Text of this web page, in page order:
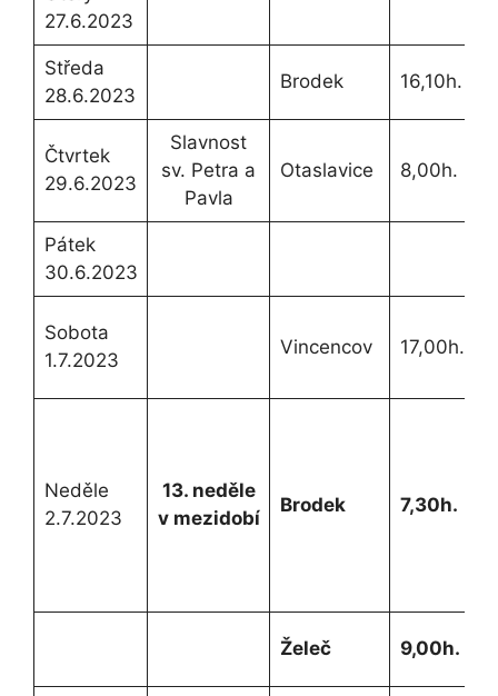
27.6.2023
Středa
28.6.2023
Brodek 16,10h.
Čtvrtek
29.6.2023
Slavnost
sv. Petra a
Pavla
Otaslavice 8,00h.
Pátek
30.6.2023
Sobota
1.7.2023
Vincencov 17,00h.
Neděle
2.7.2023
13. neděle
v mezidobí
Brodek 7,30h.
Želeč 9,00h.